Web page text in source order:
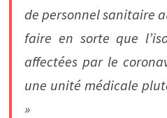
de personnel sanitaire
faire en sorte que
affectées par le
une unité médicale
»